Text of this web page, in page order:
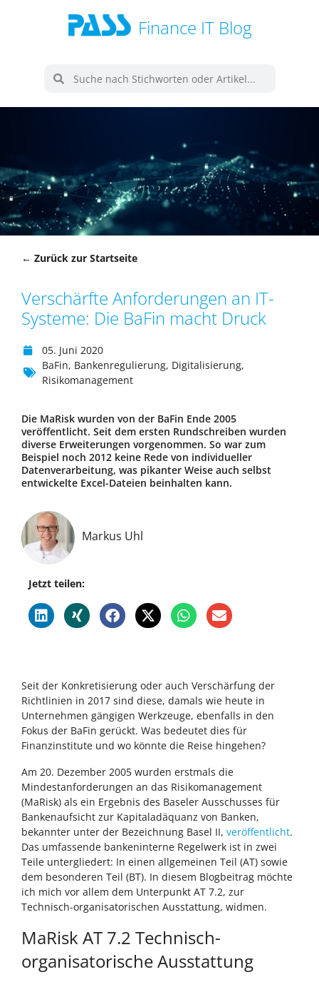
Finance IT Blog
← Zurück zur Startseite
Verschärfte Anforderungen an IT-
Systeme: Die BaFin macht Druck
05. Juni 2020
BaFin, Bankenregulierung, Digitalisierung,
Risikomanagement
Die MaRisk wurden von der BaFin Ende 2005
veröffentlicht. Seit dem ersten Rundschreiben wurden
diverse Erweiterungen vorgenommen. So war zum
Beispiel noch 2012 keine Rede von individueller
Datenverarbeitung, was pikanter Weise auch selbst
entwickelte Excel-Dateien beinhalten kann.
Markus Uhl
Jetzt teilen:
Seit der Konkretisierung oder auch Verschärfung der
Richtlinien in 2017 sind diese, damals wie heute in
Unternehmen gängigen Werkzeuge, ebenfalls in den
Fokus der BaFin gerückt. Was bedeutet dies für
Finanzinstitute und wo könnte die Reise hingehen?
Am 20. Dezember 2005 wurden erstmals die
Mindestanforderungen an das Risikomanagement
(MaRisk) als ein Ergebnis des Baseler Ausschusses für
Bankenaufsicht zur Kapitaladäquanz von Banken,
bekannter unter der Bezeichnung Basel II, veröffentlicht.
Das umfassende bankeninterne Regelwerk ist in zwei
Teile untergliedert: In einen allgemeinen Teil (AT) sowie
dem besonderen Teil (BT). In diesem Blogbeitrag möchte
ich mich vor allem dem Unterpunkt AT 7.2, zur
Technisch-organisatorischen Ausstattung, widmen.
MaRisk AT 7.2 Technisch-
organisatorische Ausstattung